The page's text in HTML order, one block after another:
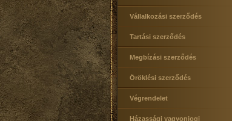
Vállalkozási szerződés
Tartási szerződés
Megbízási szerződés
Öröklési szerződés
Végrendelet
Házassági vagyonjogi